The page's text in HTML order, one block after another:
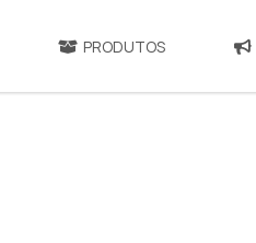
PRODUTOS